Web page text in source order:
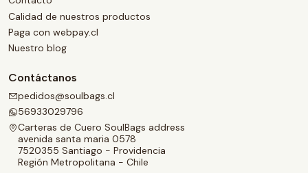
Calidad de nuestros productos
Paga con webpay.cl
Nuestro blog
Contáctanos
pedidos@soulbags.cl
56933029796
Carteras de Cuero SoulBags address
avenida santa maria 0578
7520355 Santiago - Providencia
Región Metropolitana - Chile